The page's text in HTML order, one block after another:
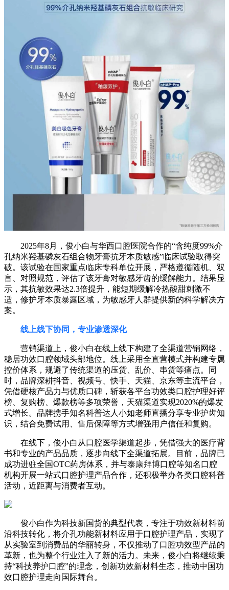
2025年8月，俊小白与华西口腔医院合作的“含纯度99%介
孔纳米羟基磷灰石组合物牙膏抗牙本质敏感”临床试验取得突
破。该试验在国家重点临床专科单位开展，严格遵循随机、双
盲、对照规范，评估了该牙膏对敏感牙齿的缓解能力。结果显
示，其抗敏效果达2.3倍提升，能短期缓解冷热酸甜刺激不
适，修护牙本质暴露区域，为敏感牙人群提供新的科学解决方
案。
线上线下协同，专业渗透深化
营销渠道上，俊小白在线上线下构建了全渠道营销网络，
稳居功效口腔领域头部地位。线上采用全直营模式并构建专属
控价体系，规避了传统渠道的压货、乱价、串货等痛点。同
时，品牌深耕抖音、视频号、快手、天猫、京东等主流平台，
凭借硬核产品力与优质口碑，斩获各平台功效类口腔护理好评
榜、复购榜、爆款榜等多项荣誉，天猫渠道实现2020%的爆发
式增长。品牌携手知名科普达人小如老师直播分享专业护齿知
识，结合免费试用、售后保障等方式增强用户信任和复购。
在线下，俊小白从口腔医学渠道起步，凭借强大的医疗背
书和专业的产品品质，逐步向线下全渠道拓展。目前，品牌已
成功进驻全国OTC药房体系，并与泰康拜博口腔等知名口腔
机构开展一站式口腔护理产品合作，还积极举办各类口腔科普
活动，近距离与消费者互动。
俊小白作为科技新国货的典型代表，专注于功效新材料前
沿科技转化，将介孔功能新材料应用于口腔护理产品，实现了
从实验室到消费品的华丽转身，不仅推动了口腔功效型产品的
革新，也为整个行业注入了新的活力。未来，俊小白将继续秉
持“科技养护口腔”的理念，创新功效新材料生态，推动中国功
效口腔护理走向国际舞台。